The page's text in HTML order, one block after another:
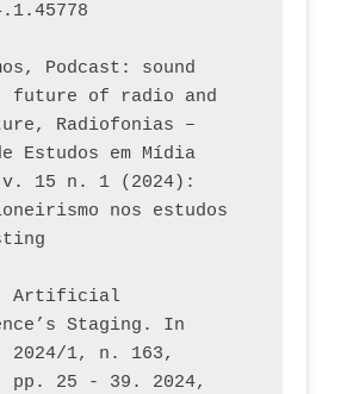
Podcast: sound
future of radio and
Radiofonias –
Estudos em Mídia
v. 15 n. 1 (2024):
nos estudos
Artificial
Staging. In
2024/1, n. 163,
pp. 25 - 39. 2024,